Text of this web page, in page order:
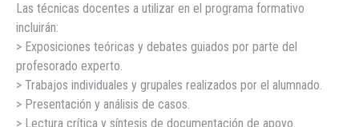
Las técnicas docentes a utilizar en el programa formativo
incluirán:
> Exposiciones teóricas y debates guiados por parte del
profesorado experto.
> Trabajos individuales y grupales realizados por el alumnado.
> Presentación y análisis de casos.
> Lectura crítica y síntesis de documentación de apoyo.